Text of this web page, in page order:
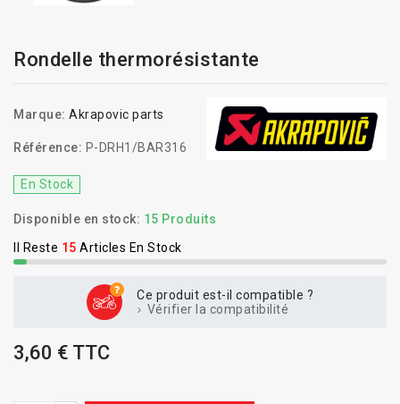
Rondelle thermorésistante
Marque: Akrapovic parts
Référence: P-DRH1/BAR316
En Stock
Disponible en stock: 15 Produits
Il Reste 15 Articles En Stock
Ce produit est-il compatible ?
Vérifier la compatibilité
3,60 € TTC